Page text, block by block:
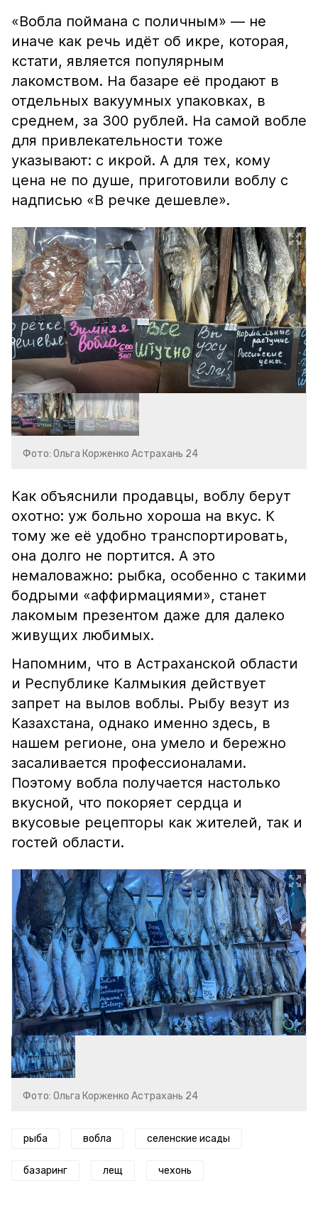
«Вобла поймана с поличным» — не
иначе как речь идёт об икре, которая,
кстати, является популярным
лакомством. На базаре её продают в
отдельных вакуумных упаковках, в
среднем, за 300 рублей. На самой вобле
для привлекательности тоже
указывают: с икрой. А для тех, кому
цена не по душе, приготовили воблу с
надписью «В речке дешевле».
Фото: Ольга Корженко Астрахань 24
Как объяснили продавцы, воблу берут
охотно: уж больно хороша на вкус. К
тому же её удобно транспортировать,
она долго не портится. А это
немаловажно: рыбка, особенно с такими
бодрыми «аффирмациями», станет
лакомым презентом даже для далеко
живущих любимых.
Напомним, что в Астраханской области
и Республике Калмыкия действует
запрет на вылов воблы. Рыбу везут из
Казахстана, однако именно здесь, в
нашем регионе, она умело и бережно
засаливается профессионалами.
Поэтому вобла получается настолько
вкусной, что покоряет сердца и
вкусовые рецепторы как жителей, так и
гостей области.
Фото: Ольга Корженко Астрахань 24
рыба вобла селенские исады
базаринг лещ чехонь